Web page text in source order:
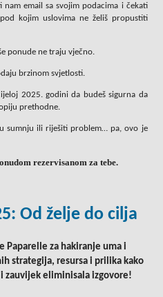
nam email sa svojim podacima i čekati
kojim uslovima ne želiš propustiti
ponude ne traju vječno.
brzinom svjetlosti.
2025. godini da budeš sigurna da
prethodne.
sumnju ili riješiti problem… pa, ovo je
rezervisanom za tebe.
Od želje do cilja
Paparelle za hakiranje uma i
strategija, resursa i prilika kako
zauvijek eliminisala izgovore!